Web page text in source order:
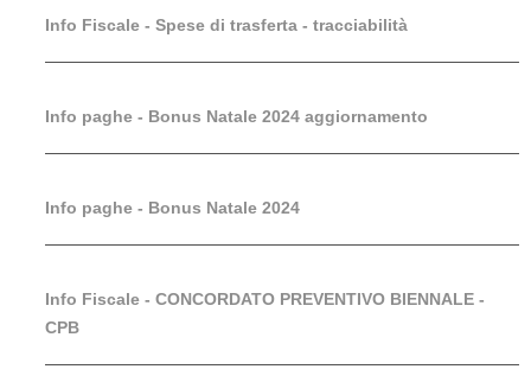
Info Fiscale - Spese di trasferta - tracciabilità
Info paghe - Bonus Natale 2024 aggiornamento
Info paghe - Bonus Natale 2024
Info Fiscale - CONCORDATO PREVENTIVO BIENNALE -
CPB